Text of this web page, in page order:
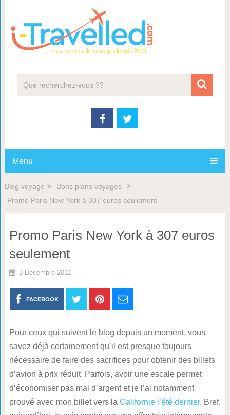
Menu
Blog voyage
Bons plans voyages
Promo Paris New York à 307 euros seulement
Promo Paris New York à 307 euros
seulement
3 Décembre 2011
FACEBOOK
Pour ceux qui suivent le blog depuis un moment, vous
savez déjà certainement qu’il est presque toujours
nécessaire de faire des sacrifices pour obtenir des billets
d’avion à prix réduit. Parfois, avoir une escale permet
d’économiser pas mal d’argent et je l’ai notamment
prouvé avec mon billet vers la Californie l’été dernier. Bref,